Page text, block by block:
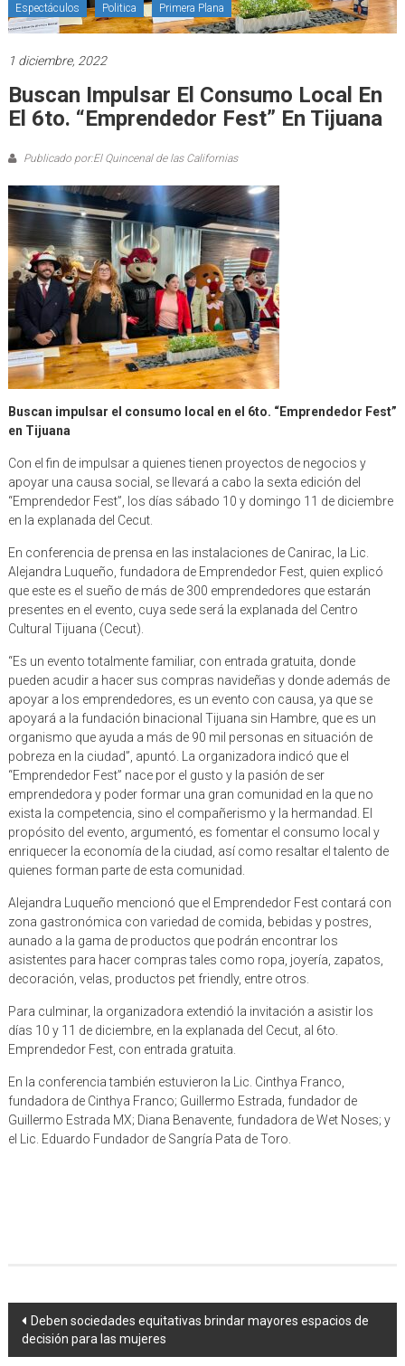
Espectáculos Politica Primera Plana
1 diciembre, 2022
Buscan Impulsar El Consumo Local En
El 6to. “Emprendedor Fest” En Tijuana
Publicado por:El Quincenal de las Californias
Buscan impulsar el consumo local en el 6to. “Emprendedor Fest”
en Tijuana
Con el fin de impulsar a quienes tienen proyectos de negocios y
apoyar una causa social, se llevará a cabo la sexta edición del
“Emprendedor Fest”, los días sábado 10 y domingo 11 de diciembre
en la explanada del Cecut.
En conferencia de prensa en las instalaciones de Canirac, la Lic.
Alejandra Luqueño, fundadora de Emprendedor Fest, quien explicó
que este es el sueño de más de 300 emprendedores que estarán
presentes en el evento, cuya sede será la explanada del Centro
Cultural Tijuana (Cecut).
“Es un evento totalmente familiar, con entrada gratuita, donde
pueden acudir a hacer sus compras navideñas y donde además de
apoyar a los emprendedores, es un evento con causa, ya que se
apoyará a la fundación binacional Tijuana sin Hambre, que es un
organismo que ayuda a más de 90 mil personas en situación de
pobreza en la ciudad”, apuntó. La organizadora indicó que el
“Emprendedor Fest” nace por el gusto y la pasión de ser
emprendedora y poder formar una gran comunidad en la que no
exista la competencia, sino el compañerismo y la hermandad. El
propósito del evento, argumentó, es fomentar el consumo local y
enriquecer la economía de la ciudad, así como resaltar el talento de
quienes forman parte de esta comunidad.
Alejandra Luqueño mencionó que el Emprendedor Fest contará con
zona gastronómica con variedad de comida, bebidas y postres,
aunado a la gama de productos que podrán encontrar los
asistentes para hacer compras tales como ropa, joyería, zapatos,
decoración, velas, productos pet friendly, entre otros.
Para culminar, la organizadora extendió la invitación a asistir los
días 10 y 11 de diciembre, en la explanada del Cecut, al 6to.
Emprendedor Fest, con entrada gratuita.
En la conferencia también estuvieron la Lic. Cinthya Franco,
fundadora de Cinthya Franco; Guillermo Estrada, fundador de
Guillermo Estrada MX; Diana Benavente, fundadora de Wet Noses; y
el Lic. Eduardo Fundador de Sangría Pata de Toro.
Navegación
de
Deben sociedades equitativas brindar mayores espacios de
decisión para las mujeres